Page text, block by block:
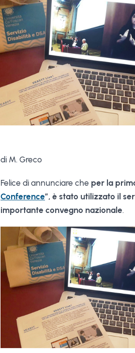
di M. Greco
Felice di annunciare che per la
Conference”, è stato utilizzato il
importante convegno nazionale.